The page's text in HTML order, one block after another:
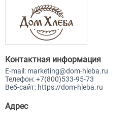
Контактная информация
E-mail: marketing@dom-hleba.ru
Телефон:+7(800)533-95-73
Веб-сайт: https://dom-hleba.ru
Адрес